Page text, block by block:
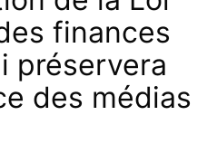
finances
préservera
des médias